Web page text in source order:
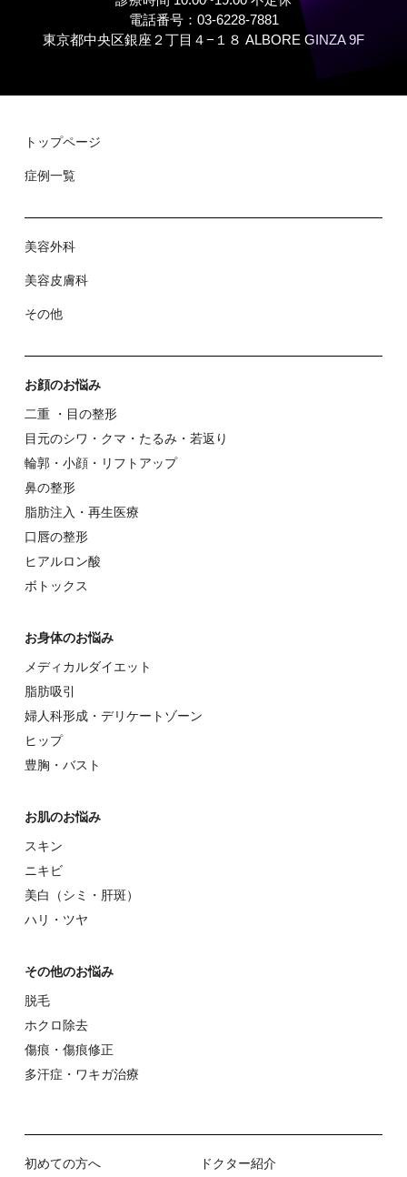
電話番号：03-6228-7881
東京都中央区銀座２丁⽬４−１８ ALBORE GINZA 9F
トップページ
症例⼀覧
美容外科
美容⽪膚科
その他
お顔のお悩み
⼆重 ・⽬の整形
⽬元のシワ・クマ・たるみ・若返り
輪郭・⼩顔・リフトアップ
⿐の整形
脂肪注入・再生医療
⼝唇の整形
ヒアルロン酸
ボトックス
お⾝体のお悩み
メディカルダイエット
脂肪吸引
婦⼈科形成・デリケートゾーン
ヒップ
豊胸・バスト
お肌のお悩み
スキン
ニキビ
美⽩（シミ・肝斑）
ハリ・ツヤ
その他のお悩み
脱⽑
ホクロ除去
傷痕・傷痕修正
多汗症・ワキガ治療
初めての⽅へ
ドクター紹介